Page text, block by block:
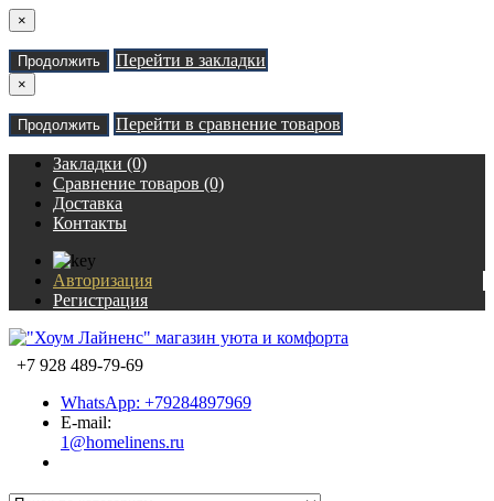
×
Продолжить Перейти в закладки
×
Продолжить Перейти в сравнение товаров
Закладки (0)
Сравнение товаров (0)
Доставка
Контакты
Авторизация
Регистрация
+7 928 489-79-69
WhatsApp: +79284897969
E-mail:
1@homelinens.ru